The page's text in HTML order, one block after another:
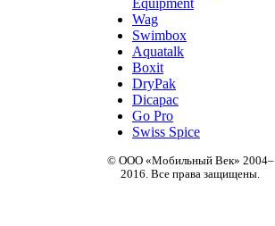
Wag
Swimbox
Aquatalk
Boxit
DryPak
Dicapac
Go Pro
Swiss Spice
© ООО «Мобильный Век» 2004–
2016. Все права защищены.